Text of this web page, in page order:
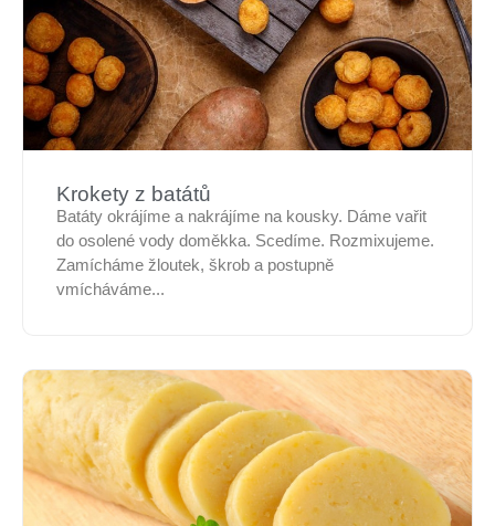
Krokety z batátů
Batáty okrájíme a nakrájíme na kousky. Dáme vařit
do osolené vody doměkka. Scedíme. Rozmixujeme.
Zamícháme žloutek, škrob a postupně
vmícháváme...